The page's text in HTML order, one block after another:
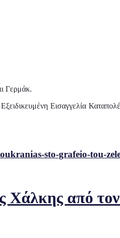
Γερμάκ.
Εισαγγελία
sto-grafeio-tou-
Χάλκης από